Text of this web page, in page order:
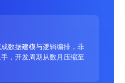
数据建模与逻辑编排，非
，开发周期从数月压缩至